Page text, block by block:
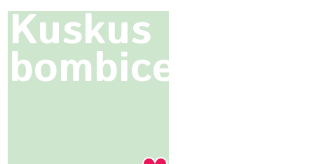
Kuskus
bombice